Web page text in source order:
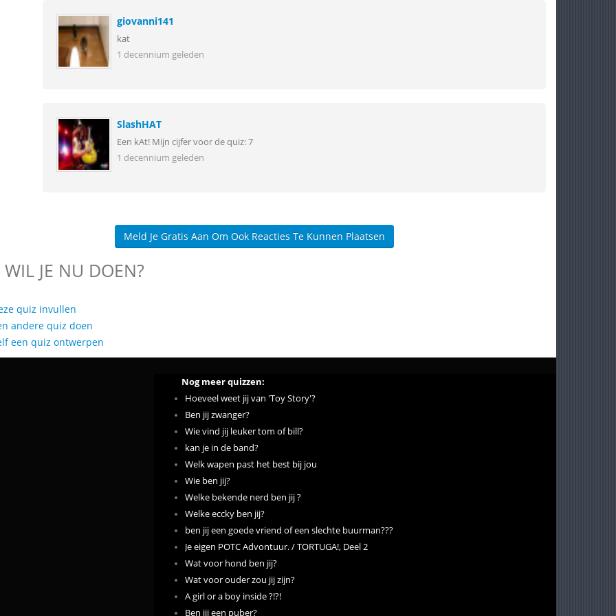
giovanni141
kat
1 decennium geleden
SlashHAT
Een kAt! Mijn cijfer voor de quiz: 7
1 decennium geleden
Meld Je Gratis Aan Om Ook Reacties Te Kunnen Plaatsen
JE NU DOEN?
quiz invullen
andere quiz doen
een quiz ontwerpen
Nog meer quizzen:
Hoeveel weet jij van 'Toy Story'?
Ben jij zwanger?
Wie vind jij leuker tom of bill?
kan je in de band?
Welk wapen past het best bij jou
Wie ben jij?
Welke bekende nerd ben jij ?
Welke eccky ben jij?
ben jij een goede vriend of een slechte buurman???
Je eigen POTC Advontuur. / TORTUGA!, Deel 2
Wat voor hond ben jij?
Wat voor ouder zou jij zijn?
A girl or a boy inside ?!?!
Ben jij een puber?